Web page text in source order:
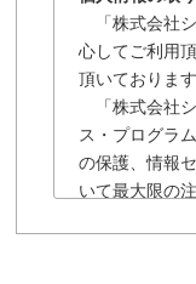
「株式会社
心してご利用
頂いております
「株式会社
ス・プログラ
の保護、情報
いて最大限の